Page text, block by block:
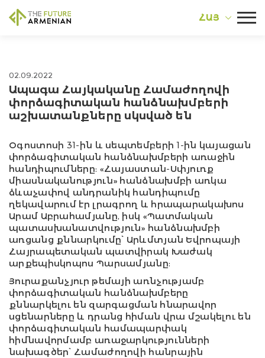
ՀԱՅ
02.09.2022
Ապագա Հայկականը Համաժողովի
փորձագիտական հանձնախմբերի
աշխատանքները սկսված են
Օգոստոսի 31-ին և սեպտեմբերի 1-ին կայացան
փորձագիտական հանձնախմբերի առաջին
հանդիպումները: «Հայաստան-Սփյուռք
միասնականություն» հանձնախմբի առկա
ձևաչափով անդրանիկ հանդիպումը
ղեկավարում էր լրագրող և հրապարակախոս
Արամ Աբրահամյանը, իսկ «Պատմական
պատասխանատվություն» հանձնախմբի
առցանց քննարկումը՝ Արևմտյան Եվրոպայի
Հայրապետական պատվիրակ Խաժակ
արքեպիսկոպոս Պարսամյանը:
Յուրաքանչյուր թեմայի առնչությամբ
փորձագիտական հանձնախմբերը
քննարկելու են զարգացման հնարավոր
սցենարները և դրանց հիման վրա մշակելու են
փորձագիտական համապարփակ
հիմնավորմամբ առաջարկությունների
նախագծեր՝ Համաժողովի հանրային